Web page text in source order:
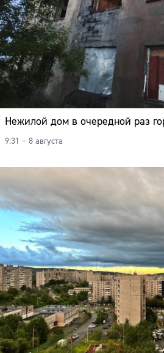
Нежилой дом в очередной раз
9:31 – 8 августа